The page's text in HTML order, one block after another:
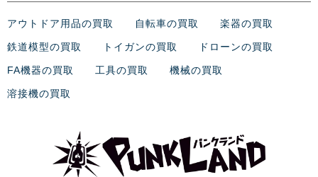
アウトドア用品の買取 自転車の買取 楽器の買取
鉄道模型の買取 トイガンの買取 ドローンの買取
FA機器の買取 工具の買取 機械の買取
溶接機の買取